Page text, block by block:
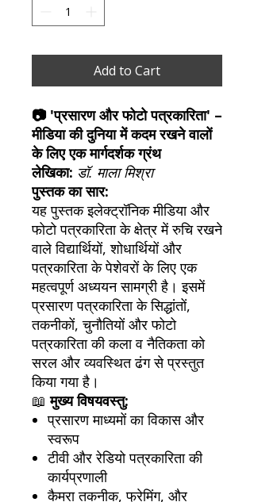
Add to Cart
📷 'प्रसारण और फोटो पत्रकारिता' –
मीडिया की दुनिया में कदम रखने वालों
के लिए एक मार्गदर्शक ग्रंथ
लेखिका: डॉ. माला मिश्रा
पुस्तक का सार:
यह पुस्तक इलेक्ट्रॉनिक मीडिया और
फोटो पत्रकारिता के क्षेत्र में रुचि रखने
वाले विद्यार्थियों, शोधार्थियों और
पत्रकारिता के पेशेवरों के लिए एक
महत्वपूर्ण अध्ययन सामग्री है। इसमें
प्रसारण पत्रकारिता के सिद्धांतों,
तकनीकों, चुनौतियों और फोटो
पत्रकारिता की कला व नैतिकता को
सरल और व्यवस्थित ढंग से प्रस्तुत
किया गया है।
📖मुख्य विषयवस्तु:
प्रसारण माध्यमों का विकास और
स्वरूप
टीवी और रेडियो पत्रकारिता की
कार्यप्रणाली
कैमरा तकनीक, फ्रेमिंग, और